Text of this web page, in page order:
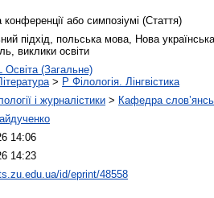
конференції або симпозіумі (Стаття)
підхід, польська мова, Нова
виклики освіти
Освіта (Загальне)
> P Філологія. Лінгвістика
і журналістики > Кафедра
14:06
14:23
id/eprint/48558